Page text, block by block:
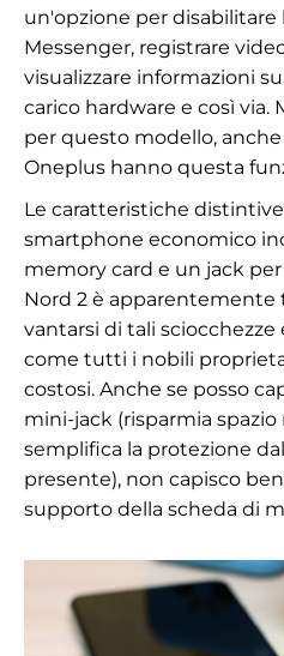
un'opzione per
Messenger, registrare
visualizzare informazioni
carico hardware e così via.
per questo modello,
Oneplus hanno questa
Le caratteristiche
smartphone economico
memory card e un jack
Nord 2 è apparentemente
vantarsi di tali
come tutti i nobili
costosi. Anche se posso
mini-jack (risparmia spazio
semplifica la protezione
presente), non capisco
supporto della scheda di